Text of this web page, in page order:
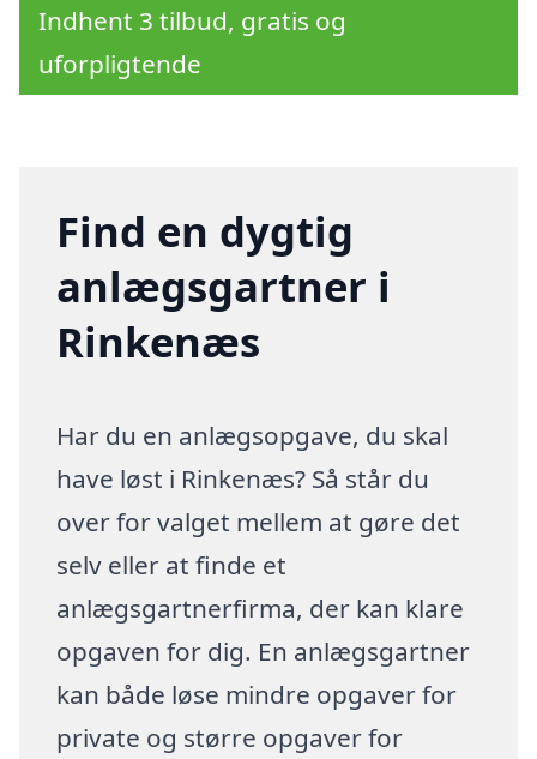
Indhent 3 tilbud, gratis og
uforpligtende
Find en dygtig
anlægsgartner i
Rinkenæs
Har du en anlægsopgave, du skal
have løst i Rinkenæs? Så står du
over for valget mellem at gøre det
selv eller at finde et
anlægsgartnerfirma, der kan klare
opgaven for dig. En anlægsgartner
kan både løse mindre opgaver for
private og større opgaver for